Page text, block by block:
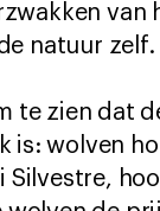
natuur zelf.
te zien dat
is: wolven
Silvestre,